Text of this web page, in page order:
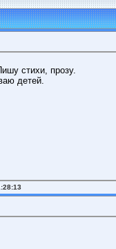
стихи, прозу.
детей.